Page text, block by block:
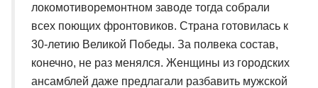
локомотиворемонтном заводе тогда собрали
всех поющих фронтовиков. Страна готовилась к
30-летию Великой Победы. За полвека состав,
конечно, не раз менялся. Женщины из городских
ансамблей даже предлагали разбавить мужской